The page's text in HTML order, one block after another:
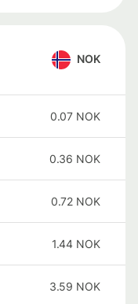
NOK
0.07 NOK
0.36 NOK
0.72 NOK
1.44 NOK
3.59 NOK